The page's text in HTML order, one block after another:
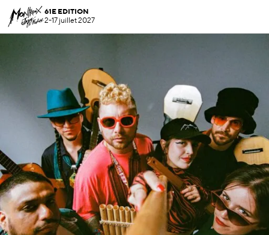
61E EDITION
2-17 juillet 2027